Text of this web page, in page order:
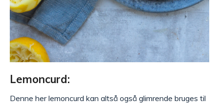
Lemoncurd:
Denne her lemoncurd kan altså også glimrende bruges til